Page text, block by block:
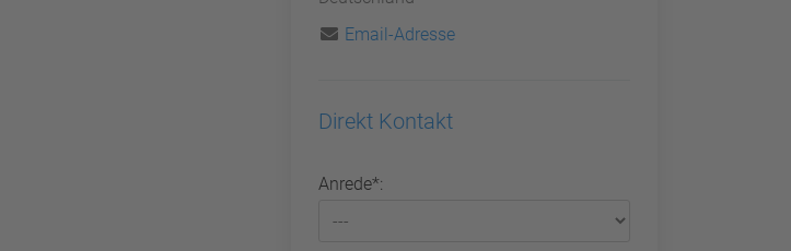
Email-Adresse
Direkt Kontakt
Anrede*: